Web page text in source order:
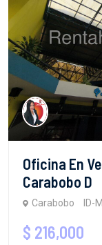
Oficina En
Carabobo D
Carabobo ID-
$ 216,000